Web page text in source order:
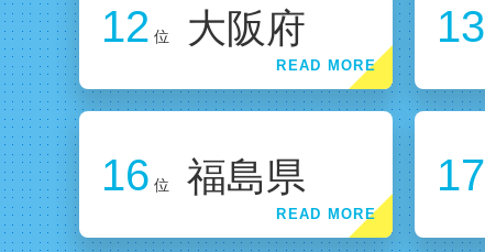
12 位 大阪府 13
16 位 福島県 17